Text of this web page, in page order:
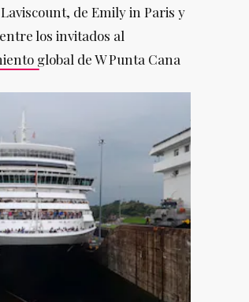
de Emily in Paris y
los invitados al
global de W Punta Cana